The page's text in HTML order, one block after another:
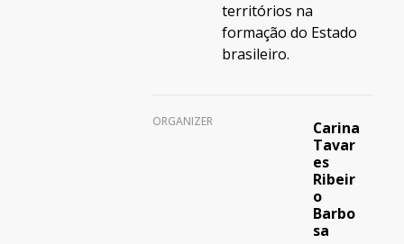
territórios na
formação do Estado
brasileiro.
ORGANIZER
Carina
Tavar
es
Ribeir
o
Barbo
sa